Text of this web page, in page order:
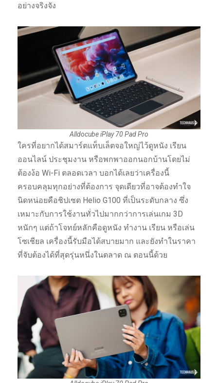
อย่างจริงจัง
Alldocube iPlay 70 Pad Pro
ใครที่อยากได้สมาร์ตแท็บเล็ตจอใหญ่ไว้ดูหนัง เรียน
ออนไลน์ ประชุมงาน หรือพกพาออกนอกบ้านโดยไม่
ต้องง้อ Wi-Fi ตลอดเวลา บอกได้เลยว่าเครื่องนี้
ครอบคลุมทุกอย่างที่ต้องการ จุดเดียวที่อาจต้องทำใจ
นิดหน่อยคือชิปเซต Helio G100 ที่เป็นระดับกลาง ซึ่ง
เหมาะกับการใช้งานทั่วไปมากกว่าการเล่นเกม 3D
หนักๆ แต่ถ้าโจทย์หลักคือดูหนัง ทำงาน เรียน หรือเล่น
โซเชียล เครื่องนี้รับมือได้สบายมาก และยังทำในราคา
ที่จับต้องได้ที่สุดรุ่นหนึ่งในตลาด ณ ตอนนี้ด้วย